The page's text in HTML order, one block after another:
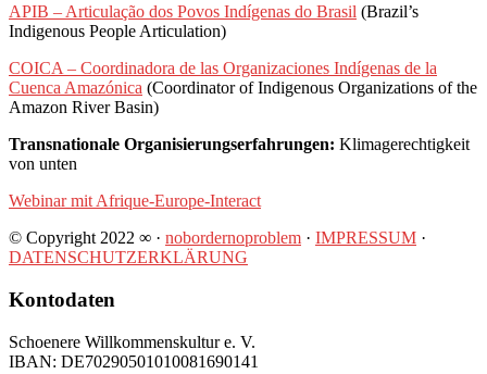
APIB – Articulação dos Povos Indígenas do Brasil (Brazil’s
Indigenous People Articulation)
COICA – Coordinadora de las Organizaciones Indígenas de la
Cuenca Amazónica (Coordinator of Indigenous Organizations of the
Amazon River Basin)
Transnationale Organisierungserfahrungen: Klimagerechtigkeit
von unten
Webinar mit Afrique-Europe-Interact
© Copyright 2022 ∞ · nobordernoproblem · IMPRESSUM ·
DATENSCHUTZERKLÄRUNG
Kontodaten
Schoenere Willkommenskultur e. V.
IBAN: DE70290501010081690141